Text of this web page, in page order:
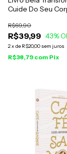
Cuide Do Seu
Espírito - Bella
R$39,99
R$69,90
43%
2x de R$20,00 sem juros
R$38,79 com Pix